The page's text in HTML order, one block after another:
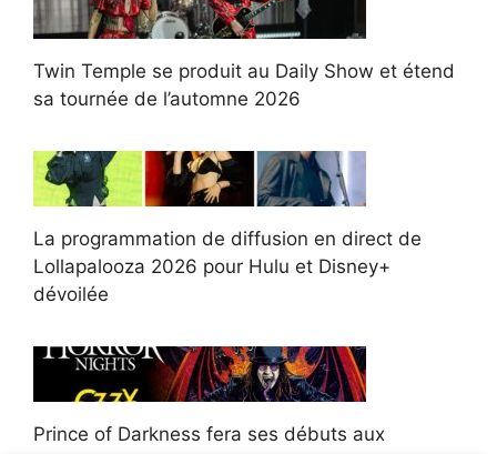
Twin Temple se produit au Daily Show et étend
sa tournée de l’automne 2026
La programmation de diffusion en direct de
Lollapalooza 2026 pour Hulu et Disney+
dévoilée
Prince of Darkness fera ses débuts aux